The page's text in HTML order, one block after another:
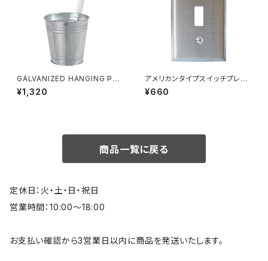
GALVANIZED HANGING PO
T COVER 15 ハンギングポット
ガルバナイズド 鉢カバー
¥1,320
アメリカンタイプスイッチプレー
ト 1口 ステンレスヘアライン
¥660
商品一覧に戻る
定休日：火・土・日・祝日
営業時間：10:00～18:00
お支払い確認から3営業日以内に商品を発送いたします。